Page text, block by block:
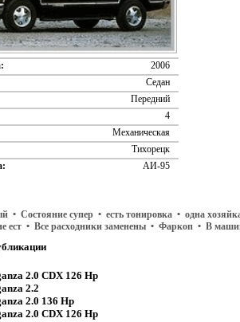
2006
Седан
Передний
4
Механическая
Тихорецк
АИ-95
• Состояние супер • есть тонировка • одна
ест • Все расходники заменены • Фаркоп • В
2.0 CDX 126 Hp
2.2
2.0 136 Hp
2.0 CDX 126 Hp